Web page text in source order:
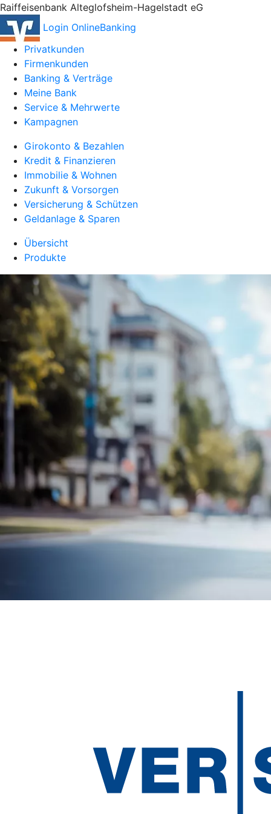
Raiffeisenbank Alteglofsheim-Hagelstadt eG
Login OnlineBanking
Privatkunden
Firmenkunden
Banking & Verträge
Meine Bank
Service & Mehrwerte
Kampagnen
Girokonto & Bezahlen
Kredit & Finanzieren
Immobilie & Wohnen
Zukunft & Vorsorgen
Versicherung & Schützen
Geldanlage & Sparen
Übersicht
Produkte